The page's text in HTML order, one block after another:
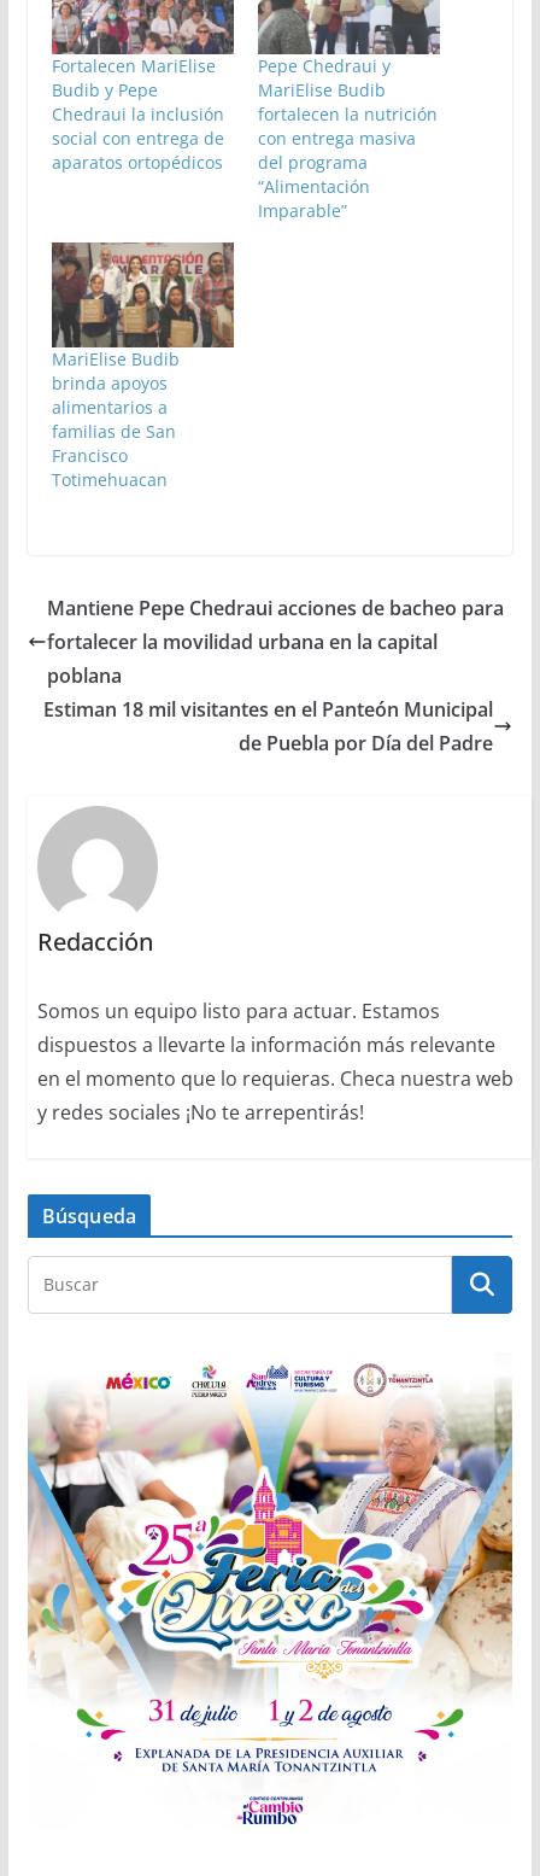
Fortalecen MariElise
Budib y Pepe
Chedraui la inclusión
social con entrega de
aparatos ortopédicos
Pepe Chedraui y
MariElise Budib
fortalecen la nutrición
con entrega masiva
del programa
“Alimentación
Imparable”
MariElise Budib
brinda apoyos
alimentarios a
familias de San
Francisco
Totimehuacan
Mantiene Pepe Chedraui acciones de bacheo para
fortalecer la movilidad urbana en la capital
poblana
Estiman 18 mil visitantes en el Panteón Municipal
de Puebla por Día del Padre
Redacción
Somos un equipo listo para actuar. Estamos
dispuestos a llevarte la información más relevante
en el momento que lo requieras. Checa nuestra web
y redes sociales ¡No te arrepentirás!
Búsqueda